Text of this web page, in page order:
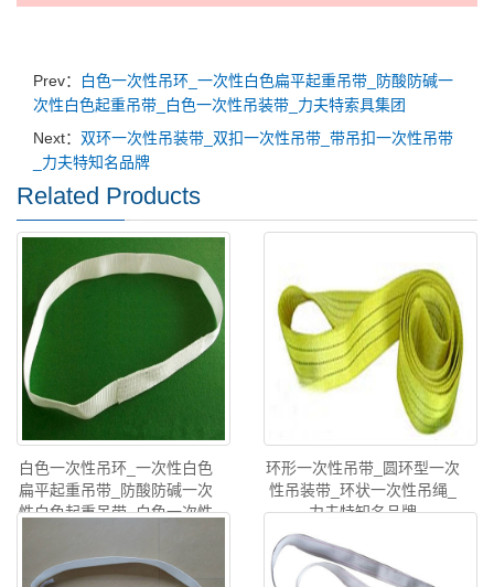
Prev：
白色一次性吊环_一次性白色扁平起重吊带_防酸防碱一
次性白色起重吊带_白色一次性吊装带_力夫特索具集团
Next： 双环一次性吊装带_双扣一次性吊带_带吊扣一次性吊带
_力夫特知名品牌
Related Products
白色一次性吊环_一次性白色
扁平起重吊带_防酸防碱一次
性白色起重吊带_白色一次性
环形一次性吊带_圆环型一次
性吊装带_环状一次性吊绳_
力夫特知名品牌